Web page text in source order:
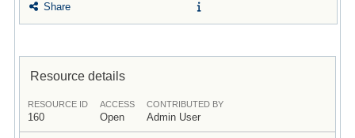
Share
Resource details
RESOURCE ID
160
ACCESS
Open
CONTRIBUTED BY
Admin User